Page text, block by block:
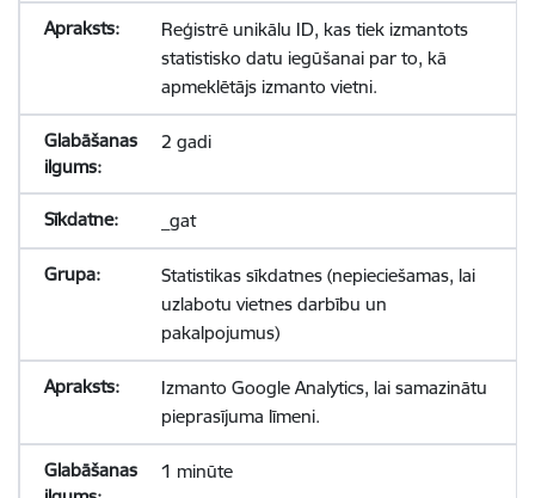
Reģistrē unikālu ID, kas tiek izmantots
statistisko datu iegūšanai par to, kā
apmeklētājs izmanto vietni.
2 gadi
_gat
Statistikas sīkdatnes (nepieciešamas, lai
uzlabotu vietnes darbību un
pakalpojumus)
Izmanto Google Analytics, lai samazinātu
pieprasījuma līmeni.
1 minūte